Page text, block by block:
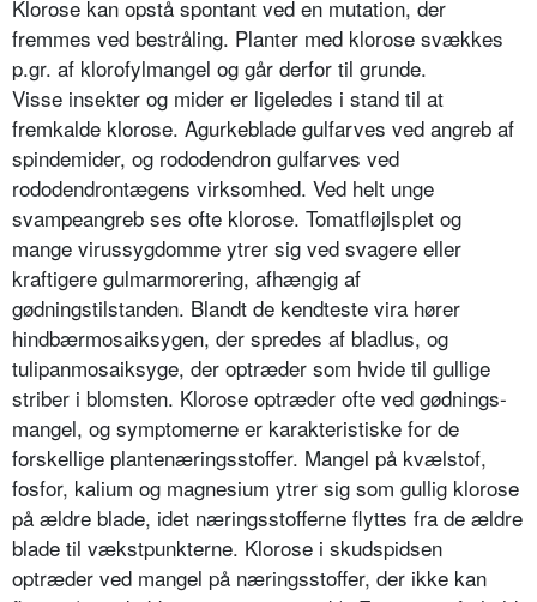
Klorose kan opstå spontant ved en mutation, der
fremmes ved bestråling. Planter med klorose svækkes
p.gr. af klorofylmangel og går derfor til grunde.
Visse insekter og mider er ligeledes i stand til at
fremkalde klorose. Agur­keblade gulfarves ved angreb af
spin­demider, og rododendron gulfarves ved
rododendrontægens virksomhed. Ved helt unge
svampeangreb ses ofte klorose. Tomatfløjlsplet og
mange vi­russygdomme ytrer sig ved svagere eller
kraftigere gulmarmorering, af­hængig af
gødningstilstanden. Blandt de kendteste vira hører
hindbærmosa­iksygen, der spredes af bladlus, og
tulipanmosaiksyge, der optræder som hvide til gullige
striber i blomsten. Klorose optræder ofte ved gødnings­
mangel, og symptomerne er karakteri­stiske for de
forskellige plantenærings­stoffer. Mangel på kvælstof,
fosfor, kalium og magnesium ytrer sig som gullig klorose
på ældre blade, idet næringsstofferne flyttes fra de ældre
blade til vækstpunkterne. Klorose i skudspidsen
optræder ved mangel på næringsstoffer, der ikke kan